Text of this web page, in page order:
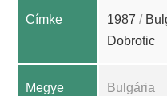
Címke 1987 /
Dobrotic
Megye Bulgária